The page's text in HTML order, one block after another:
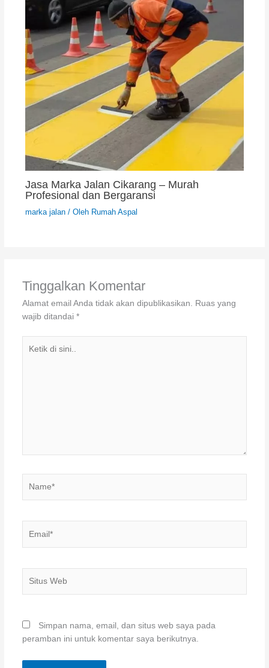
Jasa Marka Jalan Cikarang – Murah
Profesional dan Bergaransi
marka jalan/ Oleh Rumah Aspal
Tinggalkan Komentar
Alamat email Anda tidak akan dipublikasikan. Ruas yang
wajib ditandai *
Simpan nama, email, dan situs web saya pada
peramban ini untuk komentar saya berikutnya.